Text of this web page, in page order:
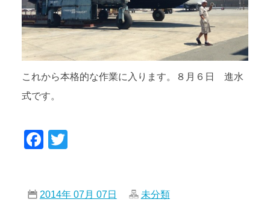
これから本格的な作業に入ります。８月６日 進水
式です。
Facebook
2014年 07月 07日 未分類